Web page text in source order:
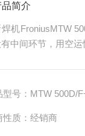
品简介
500D/F++/UD/3.5m/
中间环节，用空
型号：MTW 500D/
性质：经销商